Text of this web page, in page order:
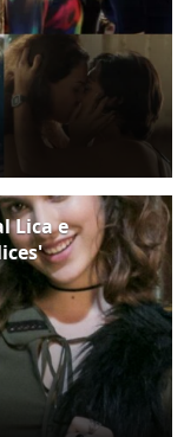
Lica e